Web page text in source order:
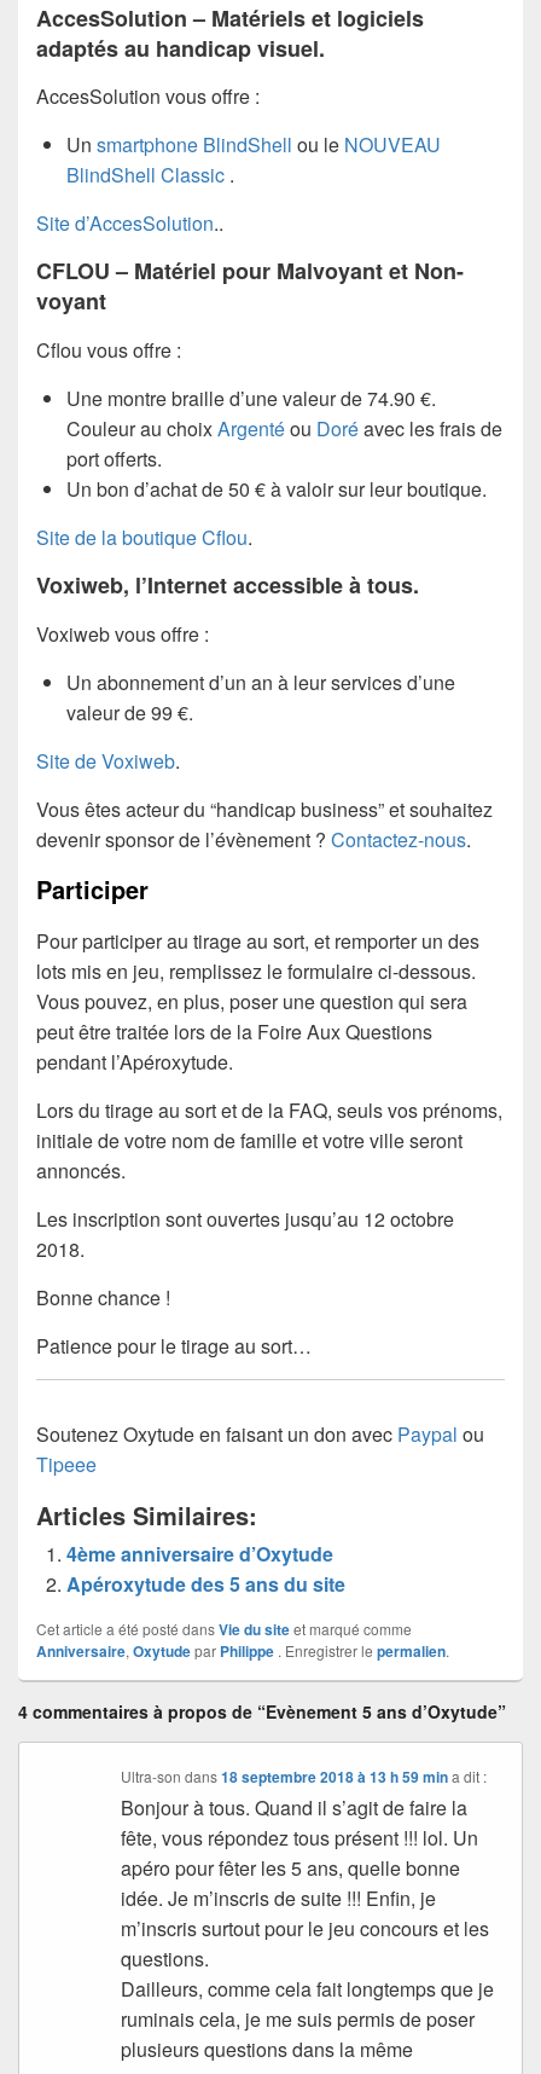
AccesSolution – Matériels et logiciels
adaptés au handicap visuel.
AccesSolution vous offre :
Un smartphone BlindShell ou le NOUVEAU
BlindShell Classic .
Site d’AccesSolution..
CFLOU – Matériel pour Malvoyant et Non-
voyant
Cflou vous offre :
Une montre braille d’une valeur de 74.90 €.
Couleur au choixArgentéou Doréavec les frais de
port offerts.
Un bon d’achat de 50 € à valoir sur leur boutique.
Site de la boutique Cflou.
Voxiweb, l’Internet accessible à tous.
Voxiweb vous offre :
Un abonnement d’un an à leur services d’une
valeur de 99 €.
Site de Voxiweb.
Vous êtes acteur du “handicap business” et souhaitez
devenir sponsor de l’évènement ? Contactez-nous.
Participer
Pour participer au tirage au sort, et remporter un des
lots mis en jeu, remplissez le formulaire ci-dessous.
Vous pouvez, en plus, poser une question qui sera
peut être traitée lors de la Foire Aux Questions
pendant l’Apéroxytude.
Lors du tirage au sort et de la FAQ, seuls vos prénoms,
initiale de votre nom de famille et votre ville seront
annoncés.
Les inscription sont ouvertes jusqu’au 12 octobre
2018.
Bonne chance !
Patience pour le tirage au sort…
Soutenez Oxytude en faisant un don avec Paypal ou
Tipeee
Articles Similaires:
4ème anniversaire d’Oxytude
Apéroxytude des 5 ans du site
Cet article a été posté dansVie du siteet marqué comme
Anniversaire, Oxytudepar Philippe . Enregistrer le permalien.
4 commentaires à propos de “Evènement 5 ans d’Oxytude”
Ultra-son dans18 septembre 2018 à 13 h 59 min a dit :
Bonjour à tous. Quand il s’agit de faire la
fête, vous répondez tous présent !!! lol. Un
apéro pour fêter les 5 ans, quelle bonne
idée. Je m’inscris de suite !!! Enfin, je
m’inscris surtout pour le jeu concours et les
questions.
Dailleurs, comme cela fait longtemps que je
ruminais cela, je me suis permis de poser
plusieurs questions dans la même